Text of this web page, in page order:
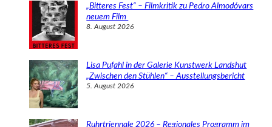
„Bitteres Fest“ – Filmkritik zu Pedro Almodóvars
neuem Film
8. August 2026
Lisa Pufahl in der Galerie Kunstwerk Landshut
„Zwischen den Stühlen“ – Ausstellungsbericht
5. August 2026
Ruhrtriennale 2026 – Regionales Programm im